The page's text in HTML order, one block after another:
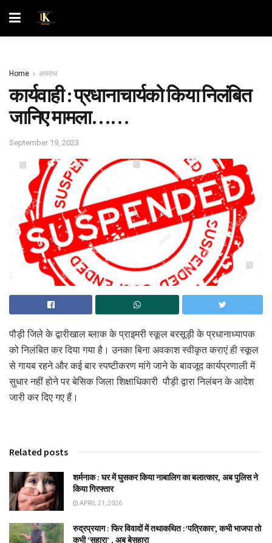
Home अपराध
कार्यवाही : प्रधानाचार्य‌को किया निलंबित
जानिए मामला……
September 19, 2023
पौड़ी जिले के द्वारीखाल ब्लाक के प्राइमरी स्कूल बरसूड़ी के प्रधानाध्यापक
को निलंबित कर दिया गया है। उनका बिना अवकाश स्वीकृत कराएं ही स्कूल
से गायब रहने और कई बार स्पष्टीकरण मांगे जाने के बावजूद कार्यप्रणाली में
सुधार नहीं होने पर बेसिक जिला शिक्षाधिकारी पौड़ी द्वारा निलंबन के आदेश
जारी कर दिए गए हैं।
Related posts
शर्मनाक : घर में घुसकर किया नाबालिग का बलात्कार, अब पुलिस ने
किया गिरफ्तार
APRIL 21, 2026
रुद्रप्रयाग : फिर विवादों में तथाकथित :’पत्रिकार’, कभी भाजपा तो
कभी ‘सहारा’ , अब बेसहारा